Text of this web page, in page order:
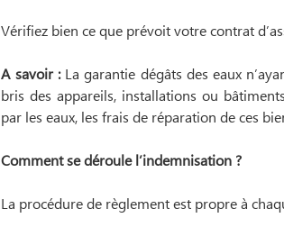
Vérifiez bien ce que prévoit votre contrat
A savoir :La garantie dégâts des eaux
bris des appareils, installations ou
par les eaux, les frais de réparation de ces
Comment se déroule l’indemnisation ?
La procédure de règlement est propre à